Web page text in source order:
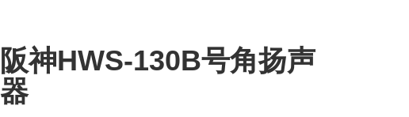
阪神HWS-130B号角扬声
器